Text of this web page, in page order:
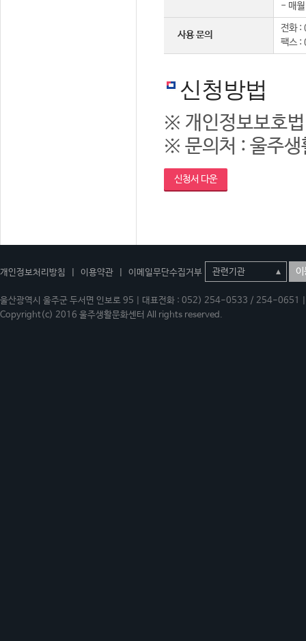
- 매월
사용 문의
전화
팩스
신청방법
※ 개인정보보호
※ 문의처 : 울주
신청서 다운
개인정보처리방침 이용약관 이메일무단수집거부 이
울산광역시 울주군 두서면 인보로 95 | 대표전화 : 052) 254-0533 / 254-
Copyright(c) 2016 울주생활문화센터 All rights reserved.